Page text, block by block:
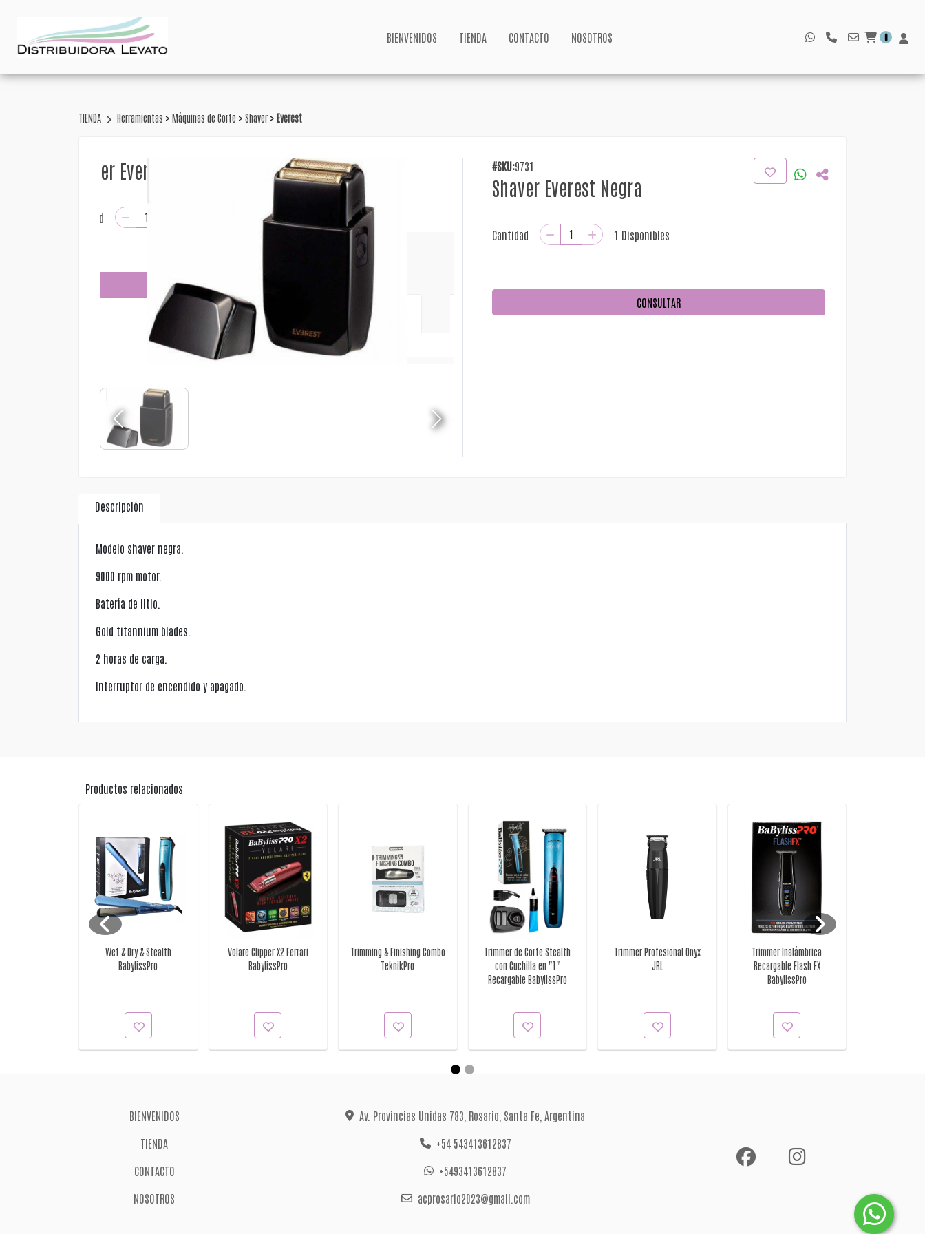
BIENVENIDOS TIENDA CONTACTO NOSOTROS 0
TIENDA Herramientas > Máquinas de Corte > Shaver > Everest
#SKU:9731
Shaver Everest Negra
Cantidad 1 Disponibles
CONSULTAR
Descripción
Modelo shaver negra.
9000 rpm motor.
Batería de litio.
Gold titannium blades.
2 horas de carga.
Interruptor de encendido y apagado.
Productos relacionados
Wet & Dry & Stealth
BabylissPro
Volare Clipper X2 Ferrari
BabylissPro
Trimming & Finishing Combo
TeknikPro
Trimmer de Corte Stealth
con Cuchilla en "T"
Recargable BabylissPro
Trimmer Profesional Onyx
JRL
Trimmer Inalámbrica
Recargable Flash FX
BabylissPro
BIENVENIDOS
TIENDA
CONTACTO
NOSOTROS
Av. Provincias Unidas 783, Rosario, Santa Fe, Argentina
+54 543413612837
+5493413612837
acprosario2023@gmail.com